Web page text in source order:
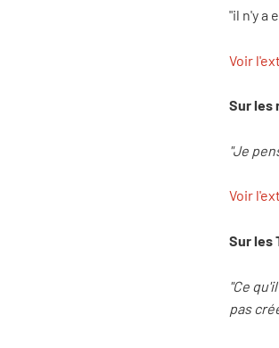
"il n'y a
Voir
Sur les
"Je
Voir
Sur les
"Ce
pas